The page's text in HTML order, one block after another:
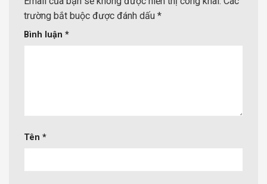
trường bắt buộc được đánh dấu *
Bình luận *
Tên *